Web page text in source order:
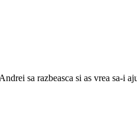
sa razbeasca si as vrea sa-i